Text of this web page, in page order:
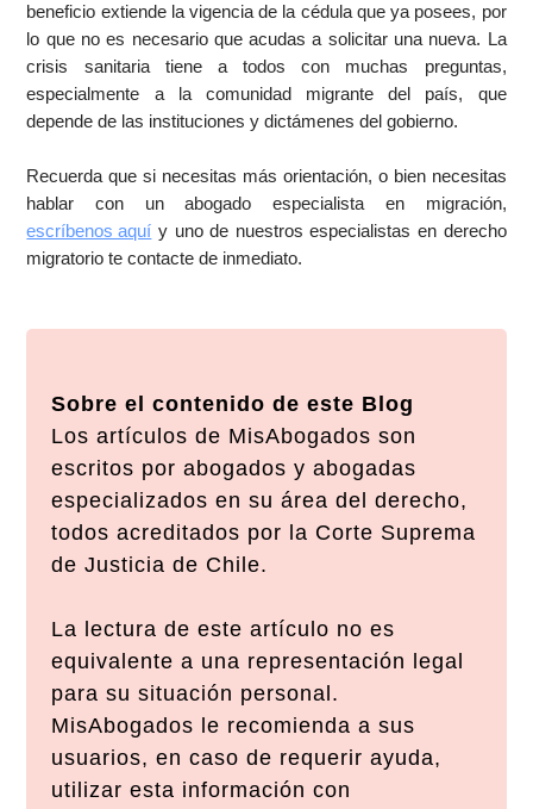
beneficio extiende la vigencia de la cédula que ya posees, por
lo que no es necesario que acudas a solicitar una nueva. La
crisis sanitaria tiene a todos con muchas preguntas,
especialmente a la comunidad migrante del país, que
depende de las instituciones y dictámenes del gobierno.
Recuerda que si necesitas más orientación, o bien necesitas
hablar con un abogado especialista en migración,
escríbenos aquí y uno de nuestros especialistas en derecho
migratorio te contacte de inmediato.
Sobre el contenido de este Blog
Los artículos de MisAbogados son
escritos por abogados y abogadas
especializados en su área del derecho,
todos acreditados por la Corte Suprema
de Justicia de Chile.
La lectura de este artículo no es
equivalente a una representación legal
para su situación personal.
MisAbogados le recomienda a sus
usuarios, en caso de requerir ayuda,
utilizar esta información con